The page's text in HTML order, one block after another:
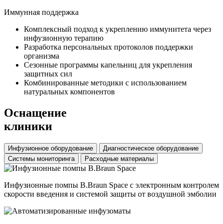
Иммунная поддержка
Комплексный подход к укреплению иммунитета через
инфузионную терапию
Разработка персональных протоколов поддержки
организма
Сезонные программы капельниц для укрепления
защитных сил
Комбинированные методики с использованием
натуральных компонентов
Оснащение
клиники
Инфузионное оборудование
Диагностическое оборудование
Системы мониторинга
Расходные материалы
Инфузионные помпы B.Braun Space с электронным контролем
скорости введения и системой защиты от воздушной эмболии